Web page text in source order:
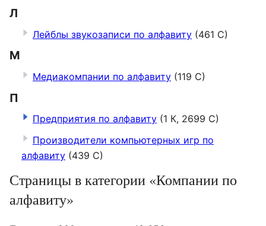
Л
Лейблы звукозаписи по алфавиту (461 С)
М
Медиакомпании по алфавиту (119 С)
П
Предприятия по алфавиту (1 К, 2699 С)
Производители компьютерных игр по
алфавиту (439 С)
Страницы в категории «Компании по
алфавиту»